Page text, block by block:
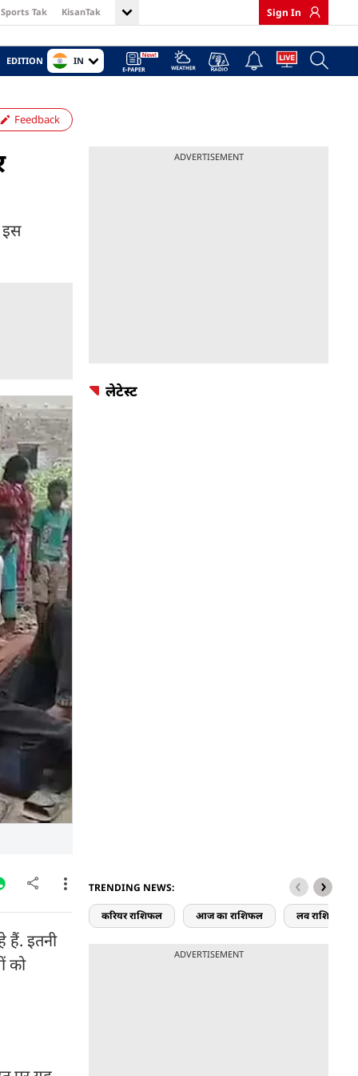
Sports Tak KisanTak Sign In
EDITION IN
Feedback
इस
हैं. इतनी
को
ADVERTISEMENT
लेटेस्ट
TRENDING NEWS:
करियर राशिफल आज का राशिफल लव राशिफल
ADVERTISEMENT